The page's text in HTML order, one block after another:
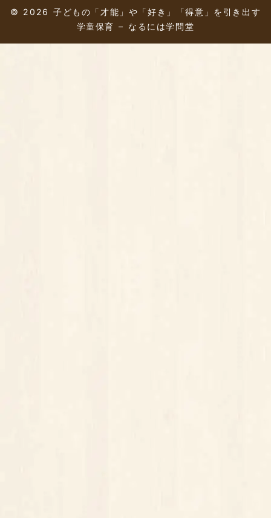
© 2026 子どもの「才能」や「好き」「得意」を引き出す
学童保育 – なるには学問堂